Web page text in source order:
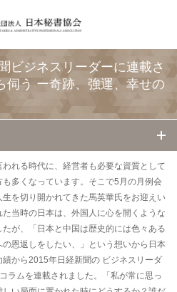
ビジネスリーダーに連載さ
伺う ー奇跡、強運、幸せの
れる時代に、経営者も必要な資質として
多くなっています。そこで5月の月例会
を切り開かれてきた馬英華氏をお迎えい
当時の日本は、外国人に心を開くような
が、「日本と中国は歴史的には色々ある
恩返しをしたい、」という想いから日本
から2015年日経新聞の ビジネスリーダ
ラムを連載されました。「私が常に思っ